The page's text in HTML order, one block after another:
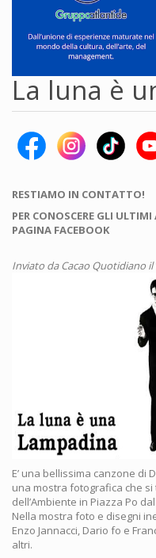
La luna è
RESTIAMO IN CONTATTO!
PER CONOSCERE GLI
PAGINA FACEBOOK
Inviato daCacao Quotidiano il
E’ una bellissima canzone di
una mostra fotografica che si
dell’Ambiente in Piazza Po
Nella mostra foto e disegni
Enzo Jannacci, Dario fo e
altri.